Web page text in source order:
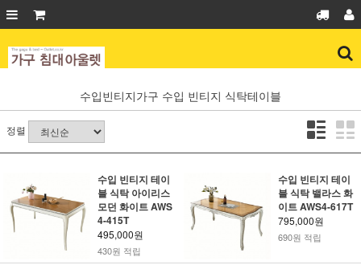
수입빈티지가구 수입 빈티지 식탁테이블
정렬
수입 빈티지 테이
블 식탁 아이리스
모던 화이트 AWS
4-415T
495,000원
430원 적립
수입 빈티지 테이
블 식탁 밸라스 화
이트 AWS4-617T
795,000원
690원 적립